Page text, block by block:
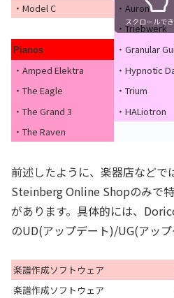
・Model C
・Auron
・Triebwerk
Pianos
・Granular
・Amped Elektra
・Hypnotic
・The Eagle
・Trium
・The Grand 3 ・HALiotron
・The Raven
スクロールで
前述したように、楽器店などで
Steinberg Online Shopのみで
があります。具体的には、
のUD(アップデート)/UG(アップ
楽譜作成ソフトウェア
楽譜作成ソフトウェア